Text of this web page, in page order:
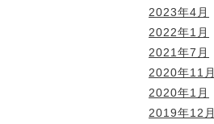
2023年4月
2022年1月
2021年7月
2020年11月
2020年1月
2019年12月